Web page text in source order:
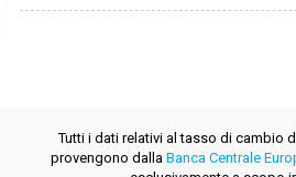
Tutti i dati relativi al tasso di cambio
provengono dalla Banca Centrale